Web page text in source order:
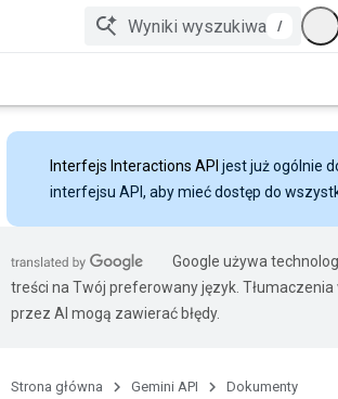
/
Interfejs Interactions API jest już ogólnie
interfejsu API, aby mieć dostęp do
Google używa
treści na Twój preferowany język.
przez AI mogą zawierać błędy.
Strona główna Gemini API Dokumenty